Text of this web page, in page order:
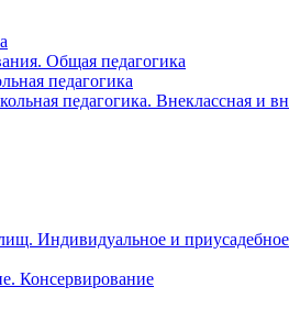
Общая педагогика
педагогика
педагогика. Внеклассная и
Индивидуальное и
Консервирование